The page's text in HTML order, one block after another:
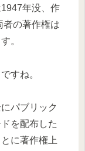
年没、作
者の著作権は
。
すね。
パブリック
を配布した
に著作権上